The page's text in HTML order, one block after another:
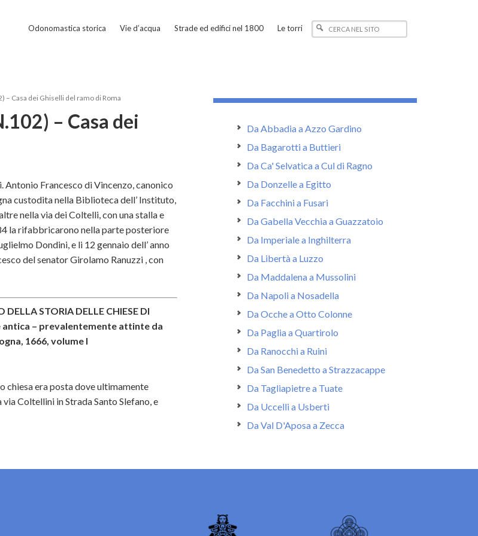
Odonomastica storica Vie d’acqua Strade ed edifici nel 1800 Le torri
– Casa dei Ghiselli del ramo di Roma
– Casa dei
Antonio Francesco di Vincenzo, canonico
custodita nella Biblioteca dell’ Instituto,
nella via dei Coltelli, con una stalla e
la rifabbricarono nella parte posteriore
Dondini, e li 12 gennaio dell’ anno
del senator Girolamo Ranuzzi , con
STORIA DELLE CHIESE DI
antica – prevalentemente attinte da
1666, volume I
chiesa era posta dove ultimamente
Coltellini in Strada Santo Slefano, e
Da Abbadia a Azzo Gardino
Da Bagarotti a Buttieri
Da Ca' Selvatica a Cul di Ragno
Da Donzelle a Egitto
Da Facchini a Fusari
Da Gabella Vecchia a Guazzatoio
Da Imperiale a Inghilterra
Da Libertà a Luzzo
Da Maddalena a Mussolini
Da Napoli a Nosadella
Da Ocche a Otto Colonne
Da Paglia a Quartirolo
Da Ranocchi a Ruini
Da San Benedetto a Strazzacappe
Da Tagliapietre a Tuate
Da Uccelli a Usberti
Da Val D'Aposa a Zecca